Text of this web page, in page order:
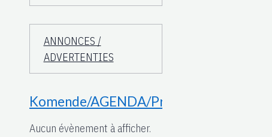
ANNONCES /
ADVERTENTIES
Komende/AGENDA/Proche
Aucun évènement à afficher.